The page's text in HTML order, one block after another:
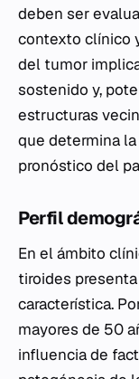
deben ser
contexto clínico
del tumor
sostenido y,
estructuras
que determina
pronóstico del
Perfil
En el ámbito
tiroides
característica.
mayores de 50
influencia de